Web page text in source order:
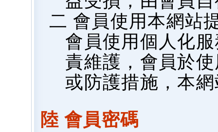
二 會員使用本網站
會員使用個人化
責維護，會員於
或防護措施，本
陸 會員密碼